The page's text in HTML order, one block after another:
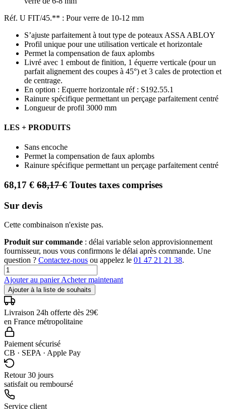
Réf. U FIT/45.** : Pour verre de 10-12 mm
S’ajuste parfaitement à tout type de poteaux ASSA ABLOY
Profil unique pour une utilisation verticale et horizontale
Permet la compensation de faux aplombs
Livré avec 1 embout de finition, 1 équerre verticale (pour un
parfait alignement des coupes à 45°) et 3 cales de protection et
de centrage.
En option : Equerre horizontale réf : S192.55.1
Rainure spécifique permettant un perçage parfaitement centré
Longueur de profil 3000 mm
LES + PRODUITS
Sans encoche
Permet la compensation de faux aplombs
Rainure spécifique permettant un perçage parfaitement centré
68,17 € 68,17€ Toutes taxes comprises
Sur devis
Cette combinaison n'existe pas.
Produit sur commande : délai variable selon approvisionnement
fournisseur, nous vous confirmons le délai après commande. Une
question ? Contactez-nous ou appelez le 01 47 21 21 38.
Ajouter au panierAcheter maintenant
Ajouter à la liste de souhaits
Livraison 24h offerte dès 29€
en France métropolitaine
Paiement sécurisé
CB · SEPA · Apple Pay
Retour 30 jours
satisfait ou remboursé
Service client